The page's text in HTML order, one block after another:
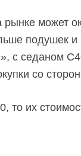
может
подушек
с седаном
со
то их